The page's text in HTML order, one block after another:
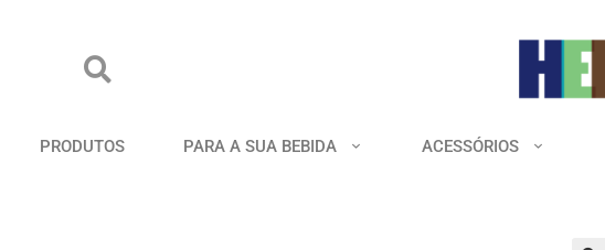
PRODUTOS PARA A SUA BEBIDA ACESSÓRIOS